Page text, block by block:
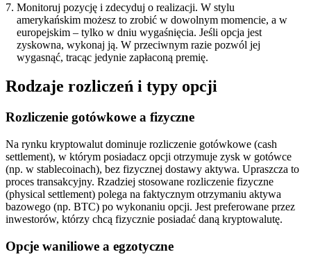
Monitoruj pozycję i zdecyduj o realizacji. W stylu
amerykańskim możesz to zrobić w dowolnym momencie, a w
europejskim – tylko w dniu wygaśnięcia. Jeśli opcja jest
zyskowna, wykonaj ją. W przeciwnym razie pozwól jej
wygasnąć, tracąc jedynie zapłaconą premię.
Rodzaje rozliczeń i typy opcji
Rozliczenie gotówkowe a fizyczne
Na rynku kryptowalut dominuje rozliczenie gotówkowe (cash
settlement), w którym posiadacz opcji otrzymuje zysk w gotówce
(np. w stablecoinach), bez fizycznej dostawy aktywa. Upraszcza to
proces transakcyjny. Rzadziej stosowane rozliczenie fizyczne
(physical settlement) polega na faktycznym otrzymaniu aktywa
bazowego (np. BTC) po wykonaniu opcji. Jest preferowane przez
inwestorów, którzy chcą fizycznie posiadać daną kryptowalutę.
Opcje waniliowe a egzotyczne